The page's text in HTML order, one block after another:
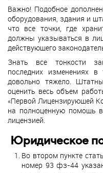
Важно! Подобное
оборудования, здания и
что все точки, где
должны указываться в
действующего
Знать все тонкости
последних изменениях в
довольно тяжело.
оценить весь объем
«Первой Лицензирующей
на полноценную помощь
лицензией.
Юридическое
Во втором пункте
номер 93 фз-44